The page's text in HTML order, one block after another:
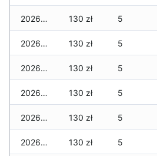
2026-07-11 130 zł 5
2026-07-10 130 zł 5
2026-07-09 130 zł 5
2026-07-08 130 zł 5
2026-07-07 130 zł 5
2026-07-06 130 zł 5